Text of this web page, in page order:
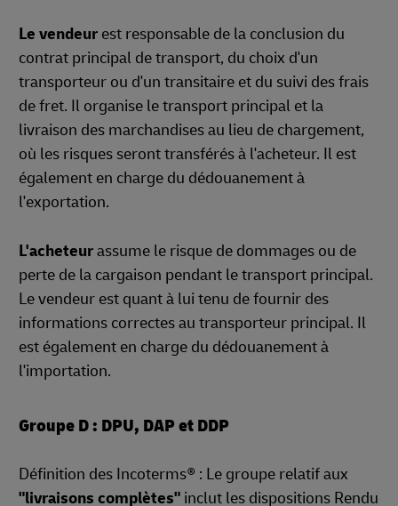
Le vendeur est responsable de la conclusion du
contrat principal de transport, du choix d'un
transporteur ou d'un transitaire et du suivi des frais
de fret. Il organise le transport principal et la
livraison des marchandises au lieu de chargement,
où les risques seront transférés à l'acheteur. Il est
également en charge du dédouanement à
l'exportation.
L'acheteurassume le risque de dommages ou de
perte de la cargaison pendant le transport principal.
Le vendeur est quant à lui tenu de fournir des
informations correctes au transporteur principal. Il
est également en charge du dédouanement à
l'importation.
Groupe D : DPU, DAP et DDP
Définition des Incoterms® : Le groupe relatif aux
"livraisons complètes" inclut les dispositions Rendu